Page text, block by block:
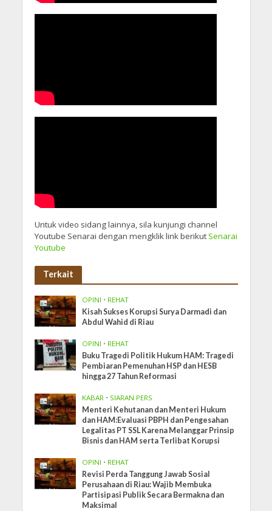
Untuk video sidang lainnya, sila kunjungi channel
Youtube Senarai dengan mengklik link berikutSenarai
Youtube
Terkait
OPINI • REHAT
Kisah Sukses Korupsi Surya Darmadi dan
Abdul Wahid di Riau
OPINI • REHAT
Buku Tragedi Politik Hukum HAM: Tragedi
Pembiaran Pemenuhan HSP dan HESB
hingga 27 Tahun Reformasi
KABAR • SIARAN PERS
Menteri Kehutanan dan Menteri Hukum
dan HAM:Evaluasi PBPH dan Pengesahan
Legalitas PT SSL Karena Melanggar Prinsip
Bisnis dan HAM serta Terlibat Korupsi
OPINI • REHAT
Revisi Perda Tanggung Jawab Sosial
Perusahaan di Riau: Wajib Membuka
Partisipasi Publik Secara Bermakna dan
Maksimal